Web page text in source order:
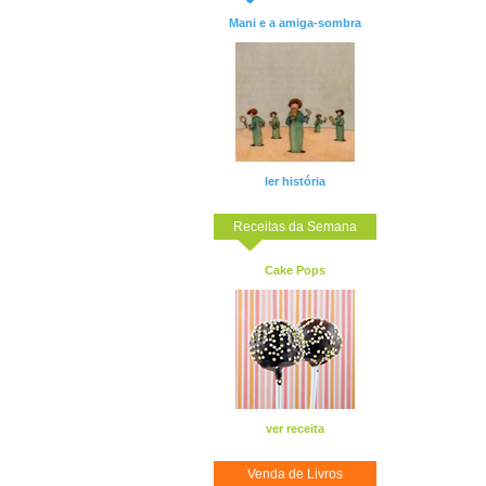
Mani e a amiga-sombra
ler história
Receitas da Semana
Cake Pops
ver receita
Venda de Livros